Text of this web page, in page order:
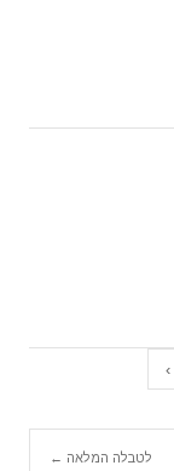
›
לטבלה המלאה ←